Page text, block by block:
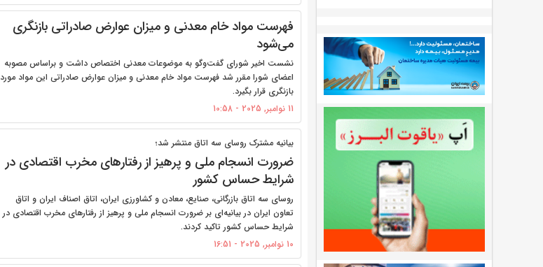
فهرست مواد خام معدنی و میزان عوارض صادراتی بازنگری
می‌شود
نشست اخیر شورای گفت‌وگو به موضوعات معدنی اختصاص داشت و براساس مصوبه
اعضای شورا مقرر شد فهرست مواد خام معدنی و میزان عوارض صادراتی این مواد مورد
بازنگری قرار بگیرد.
11 نوامبر, 2025 - 10:58
بیانیه مشترک روسای سه اتاق منتشر شد؛
ضرورت انسجام ملی و پرهیز از رفتارهای مخرب اقتصادی در
شرایط حساس کشور
روسای سه اتاق بازرگانی، صنایع، معادن و کشاورزی ایران، اتاق اصناف ایران و اتاق
تعاون ایران در بیانیه‌ای بر ضرورت انسجام ملی و پرهیز از رفتارهای مخرب اقتصادی در
شرایط حساس کشور تاکید کردند.
10 نوامبر, 2025 - 16:51